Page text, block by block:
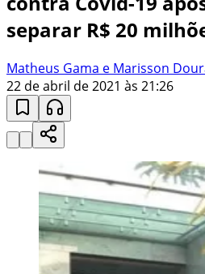
separar R$ 20
Matheus Gama e Marisson
22 de abril de 2021 às 21:26